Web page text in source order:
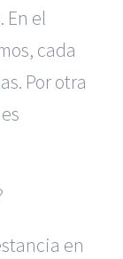
En el
cada
Por otra
en